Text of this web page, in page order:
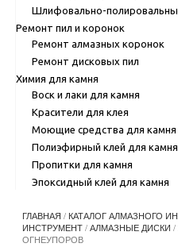
Шлифовально-
Ремонт пил и коронок
Ремонт алмазных коронок
Ремонт дисковых пил
Химия для камня
Воск и лаки для камня
Красители для клея
Моющие средства для камня
Полиэфирный клей для камня
Пропитки для камня
Эпоксидный клей для камня
ГЛАВНАЯ / КАТАЛОГ АЛМАЗНОГО
ИНСТРУМЕНТ/АЛМАЗНЫЕ ДИСКИ /
ОГНЕУПОРОВ